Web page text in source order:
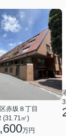
赤坂８丁目
(31.71㎡)
万円